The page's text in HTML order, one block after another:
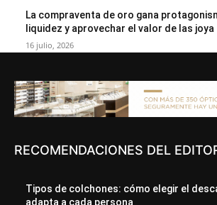
La compraventa de oro gana
liquidez y aprovechar el valor de las joya
16 julio, 2026
RECOMENDACIONES DEL
Tipos de colchones: cómo elegir el
adapta a cada persona